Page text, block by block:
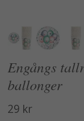
Engångs
ballonger
29 kr